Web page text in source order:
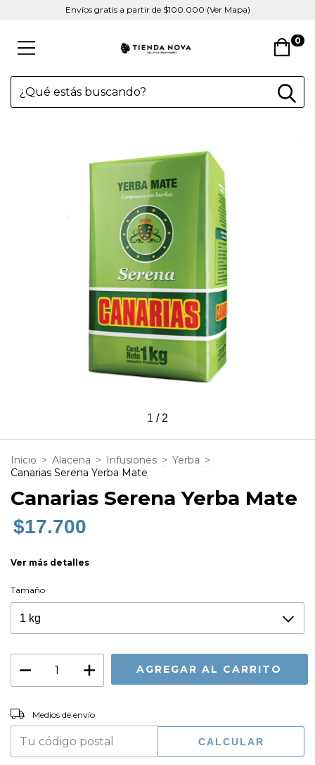
Envíos gratis a partir de $100.000 (Ver Mapa)
0
1 / 2
Inicio > Alacena > Infusiones > Yerba >
Canarias Serena Yerba Mate
Canarias Serena Yerba Mate
$17.700
Ver más detalles
Tamaño
Entregas para el CP:
Medios de envío
CALCULAR